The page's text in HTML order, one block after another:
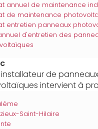
annuel de maintenance
de maintenance
entretien panneaux
d'entretien des
installateur de panneaux
intervient à
Saint-Hilaire